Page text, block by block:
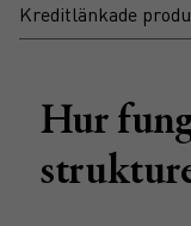
Kreditlänkade
Hur